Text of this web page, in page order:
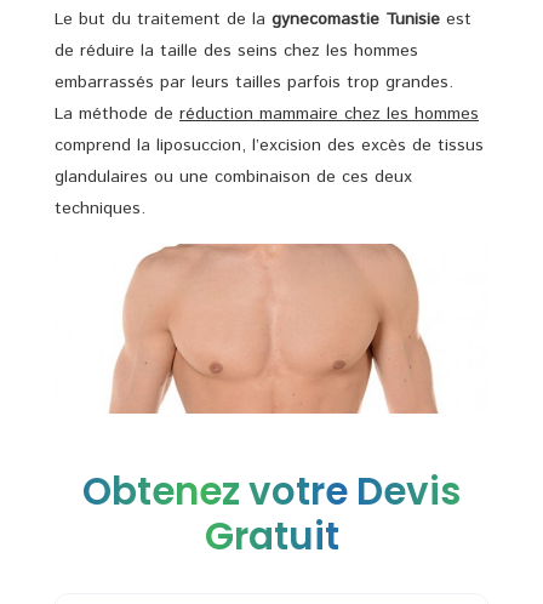
Le but du traitement de la gynecomastie Tunisie est
de réduire la taille des seins chez les hommes
embarrassés par leurs tailles parfois trop grandes.
La méthode de réduction mammaire chez les hommes
comprend la liposuccion, l’excision des excès de tissus
glandulaires ou une combinaison de ces deux
techniques.
Obtenez votre Devis
Gratuit